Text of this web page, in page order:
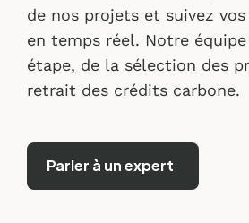
de nos projets et suivez
en temps réel. Notre
étape, de la sélection des
retrait des crédits carbone.
Parler à un expert